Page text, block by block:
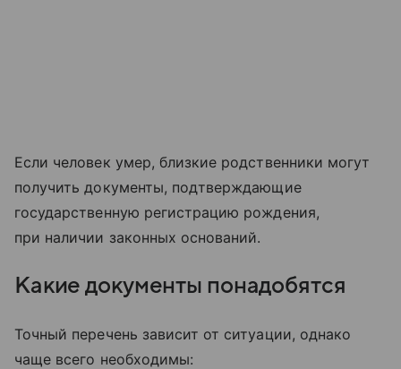
Если человек умер, близкие родственники могут
получить документы, подтверждающие
государственную регистрацию рождения,
при наличии законных оснований.
Какие документы понадобятся
Точный перечень зависит от ситуации, однако
чаще всего необходимы: